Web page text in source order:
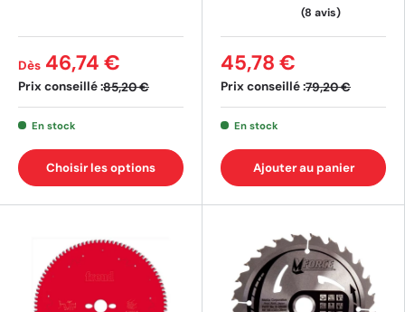
Prix conseillé :85,20 €
Dès 46,74 €
En stock
Choisir les options
Prix conseillé :79,20 €
45,78 €
En stock
Ajouter au panier